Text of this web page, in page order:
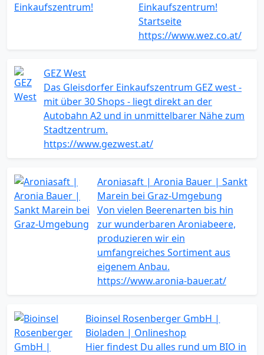
Einkaufszentrum!
Startseite
https://www.wez.co.at/
GEZ West
Das Gleisdorfer Einkaufszentrum GEZ west -
mit über 30 Shops - liegt direkt an der
Autobahn A2 und in unmittelbarer Nähe zum
Stadtzentrum.
https://www.gezwest.at/
Aroniasaft | Aronia Bauer | Sankt
Marein bei Graz-Umgebung
Von vielen Beerenarten bis hin
zur wunderbaren Aroniabeere,
produzieren wir ein
umfangreiches Sortiment aus
eigenem Anbau.
https://www.aronia-bauer.at/
Bioinsel Rosenberger GmbH |
Bioladen | Onlineshop
Hier findest Du alles rund um BIO in